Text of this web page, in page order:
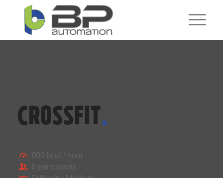
CROSSFIT.
900 kcal / hour
6 paricipants